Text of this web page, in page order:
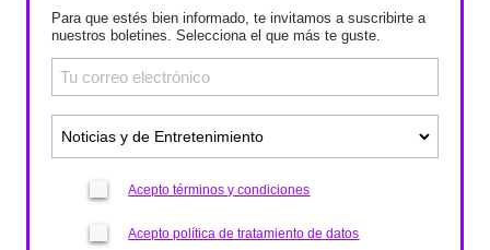
Para que estés bien informado, te invitamos a suscribirte a
nuestros boletines. Selecciona el que más te guste.
Acepto términos y condiciones
Acepto política de tratamiento de datos